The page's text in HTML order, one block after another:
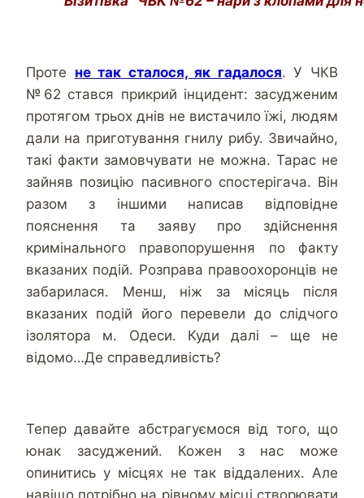
Проте не так сталося, як гадалося. У ЧКВ
№62 стався прикрий інцидент: засудженим
протягом трьох днів не вистачило їжі, людям
дали на приготування гнилу рибу. Звичайно,
такі факти замовчувати не можна. Тарас не
зайняв позицію пасивного спостерігача. Він
разом з іншими написав відповідне
пояснення та заяву про здійснення
кримінального правопорушення по факту
вказаних подій. Розправа правоохоронців не
забарилася. Менш, ніж за місяць після
вказаних подій його перевели до слідчого
ізолятора м. Одеси. Куди далі – ще не
відомо…Де справедливість?
Тепер давайте абстрагуємося від того, що
юнак засуджений. Кожен з нас може
опинитись у місцях не так віддалених. Але
навіщо потрібно на рівному місці створювати